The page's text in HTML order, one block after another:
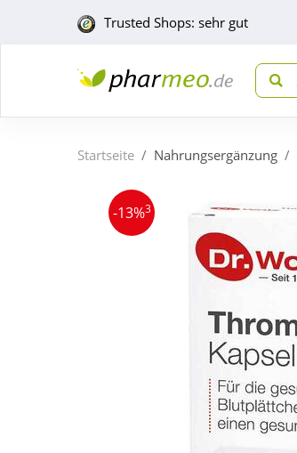
Trusted Shops: sehr gut
Startseite Nahrungsergänzung
-13%3